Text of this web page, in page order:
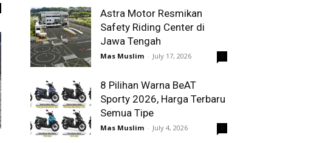
Astra Motor Resmikan
Safety Riding Center di
Jawa Tengah
Mas Muslim - July 17, 2026
8 Pilihan Warna BeAT
Sporty 2026, Harga Terbaru
Semua Tipe
Mas Muslim - July 4, 2026